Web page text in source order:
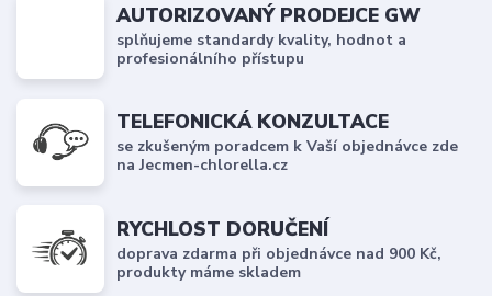
AUTORIZOVANÝ PRODEJCE GW
splňujeme standardy kvality, hodnot a
profesionálního přístupu
TELEFONICKÁ KONZULTACE
se zkušeným poradcem k Vaší objednávce zde
na Jecmen-chlorella.cz
RYCHLOST DORUČENÍ
doprava zdarma při objednávce nad 900 Kč,
produkty máme skladem